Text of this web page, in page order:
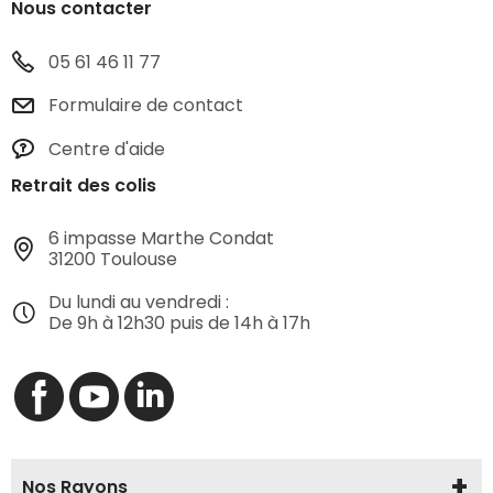
Nous contacter
05 61 46 11 77
Formulaire de contact
Centre d'aide
Retrait des colis
6 impasse Marthe Condat
31200 Toulouse
Du lundi au vendredi :
De 9h à 12h30 puis de 14h à 17h
Nos Rayons